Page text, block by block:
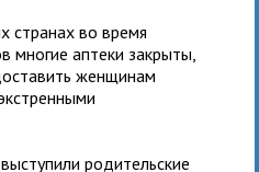
странах во время
многие аптеки закрыты,
женщинам
родительские